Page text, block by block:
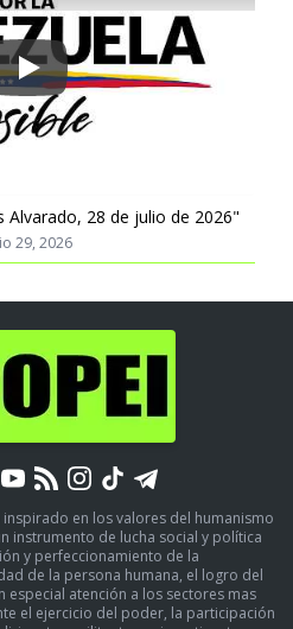
Play
Alvarado, 28 de julio de 2026"
29, 2026
en los valores del humanismo
instrumento de lucha social y política
y perfeccionamiento de la
de la persona humana, el logro del
especial atención a los sectores mas
el ejercicio del poder, la participación